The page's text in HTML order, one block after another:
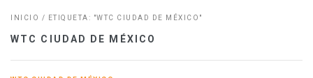
INICIO / ETIQUETA: "WTC CIUDAD DE MÉXICO"
WTC CIUDAD DE MÉXICO